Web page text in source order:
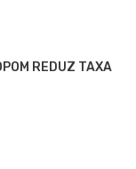
REDUZ TAXA